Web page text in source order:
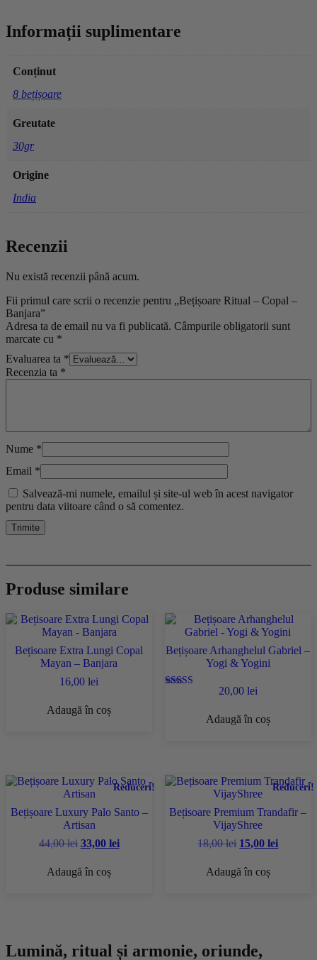
Informații suplimentare
Conținut
8 bețișoare
Greutate
30gr
Origine
India
Recenzii
Nu există recenzii până acum.
Fii primul care scrii o recenzie pentru „Bețișoare Ritual – Copal –
Banjara”
Adresa ta de email nu va fi publicată. Câmpurile obligatorii sunt
marcate cu *
Evaluarea ta *
Recenzia ta *
Nume *
Email *
Salvează-mi numele, emailul și site-ul web în acest navigator
pentru data viitoare când o să comentez.
Produse similare
Bețisoare Extra Lungi Copal
Mayan – Banjara
16,00lei
Adaugă în coș
Bețișoare Arhanghelul Gabriel –
Yogi & Yogini
20,00 lei
Adaugă în coș
Reduceri!
Bețișoare Luxury Palo Santo –
Artisan
44,00lei Prețul
a
33,00 leiPrețul
Adaugă în coș
Reduceri!
Bețisoare Premium Trandafir –
VijayShree
18,00lei Prețul
a
15,00leiPrețul
Adaugă în coș
Lumină, ritual și armonie, oriunde,